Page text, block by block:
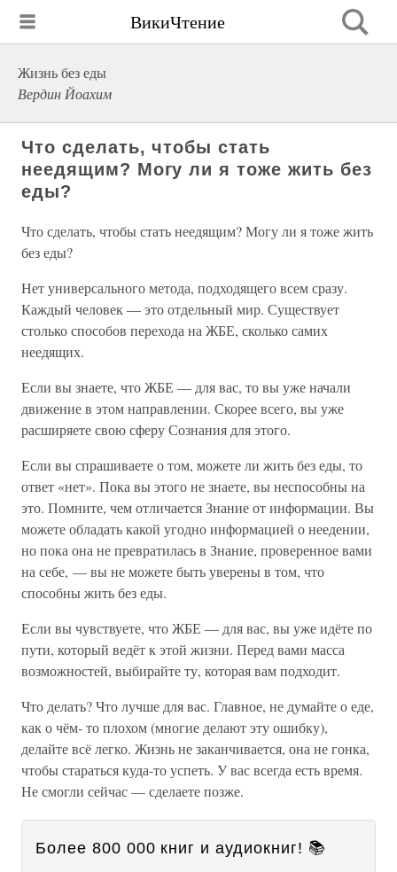
ВикиЧтение
Жизнь без еды
Вердин Йоахим
Что сделать, чтобы стать
неедящим? Могу ли я тоже жить без
еды?
Что сделать, чтобы стать неедящим? Могу ли я тоже жить
без еды?
Нет универсального метода, подходящего всем сразу.
Каждый человек — это отдельный мир. Существует
столько способов перехода на ЖБЕ, сколько самих
неедящих.
Если вы знаете, что ЖБЕ — для вас, то вы уже начали
движение в этом направлении. Скорее всего, вы уже
расширяете свою сферу Сознания для этого.
Если вы спрашиваете о том, можете ли жить без еды, то
ответ «нет». Пока вы этого не знаете, вы неспособны на
это. Помните, чем отличается Знание от информации. Вы
можете обладать какой угодно информацией о неедении,
но пока она не превратилась в Знание, проверенное вами
на себе, — вы не можете быть уверены в том, что
способны жить без еды.
Если вы чувствуете, что ЖБЕ — для вас, вы уже идёте по
пути, который ведёт к этой жизни. Перед вами масса
возможностей, выбирайте ту, которая вам подходит.
Что делать? Что лучше для вас. Главное, не думайте о еде,
как о чём- то плохом (многие делают эту ошибку),
делайте всё легко. Жизнь не заканчивается, она не гонка,
чтобы стараться куда-то успеть. У вас всегда есть время.
Не смогли сейчас — сделаете позже.
Более 800 000 книг и аудиокниг! 📚